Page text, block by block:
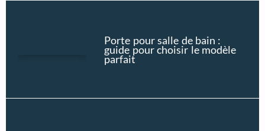
Porte pour salle de bain :
guide pour choisir le modèle
parfait